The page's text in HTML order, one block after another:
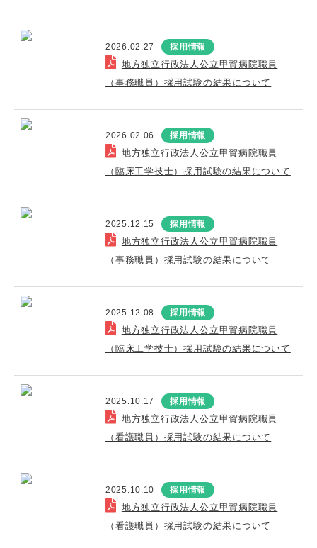
2026.02.27 採用情報
地方独立行政法人公立甲賀病院職員
（事務職員）採用試験の結果について
2026.02.06 採用情報
地方独立行政法人公立甲賀病院職員
（臨床工学技士）採用試験の結果について
2025.12.15 採用情報
地方独立行政法人公立甲賀病院職員
（事務職員）採用試験の結果について
2025.12.08 採用情報
地方独立行政法人公立甲賀病院職員
（臨床工学技士）採用試験の結果について
2025.10.17 採用情報
地方独立行政法人公立甲賀病院職員
（看護職員）採用試験の結果について
2025.10.10 採用情報
地方独立行政法人公立甲賀病院職員
（看護職員）採用試験の結果について